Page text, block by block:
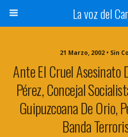
La voz del
21 Marzo, 2002 • Sin
Ante El Cruel Asesinato
Pérez, Concejal
Guipuzcoana De Orio,
Banda